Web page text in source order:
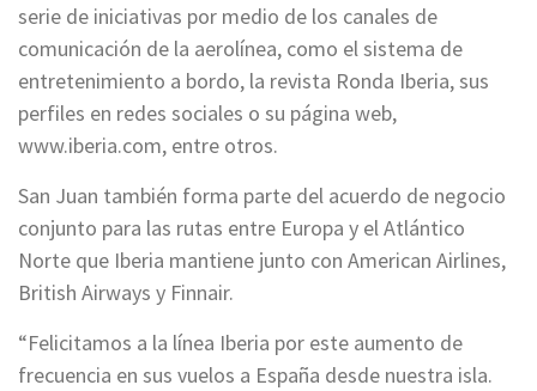
serie de iniciativas por medio de los canales de
comunicación de la aerolínea, como el sistema de
entretenimiento a bordo, la revista Ronda Iberia, sus
perfiles en redes sociales o su página web,
www.iberia.com, entre otros.
San Juan también forma parte del acuerdo de negocio
conjunto para las rutas entre Europa y el Atlántico
Norte que Iberia mantiene junto con American Airlines,
British Airways y Finnair.
“Felicitamos a la línea Iberia por este aumento de
frecuencia en sus vuelos a España desde nuestra isla.